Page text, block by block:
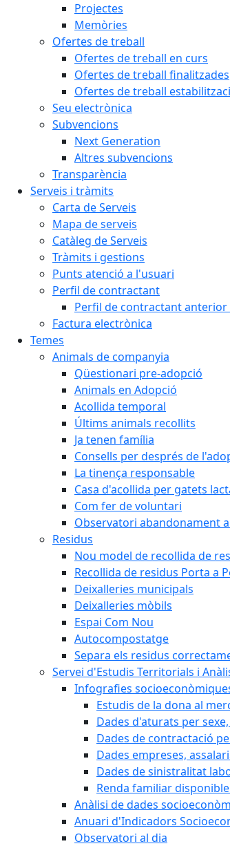
Projectes
Memòries
Ofertes de treball
Ofertes de treball en curs
Ofertes de treball finalitzades
Ofertes de treball
Seu electrònica
Subvencions
Next Generation
Altres subvencions
Transparència
Serveis i tràmits
Carta de Serveis
Mapa de serveis
Catàleg de Serveis
Tràmits i gestions
Punts atenció a l'usuari
Perfil de contractant
Perfil de contractant anterior
Factura electrònica
Temes
Animals de companyia
Qüestionari pre-adopció
Animals en Adopció
Acollida temporal
Últims animals recollits
Ja tenen família
Consells per després de
La tinença responsable
Casa d'acollida per gatets
Com fer de voluntari
Observatori abandonament
Residus
Nou model de recollida de
Recollida de residus Porta a
Deixalleries municipals
Deixalleries mòbils
Espai Com Nou
Autocompostatge
Separa els residus
Servei d'Estudis Territorials i
Infografies
Estudis de la dona al
Dades d'aturats per
Dades de contractació
Dades empreses,
Dades de sinistralitat
Renda familiar
Anàlisi de dades
Anuari d'Indicadors
Observatori al dia